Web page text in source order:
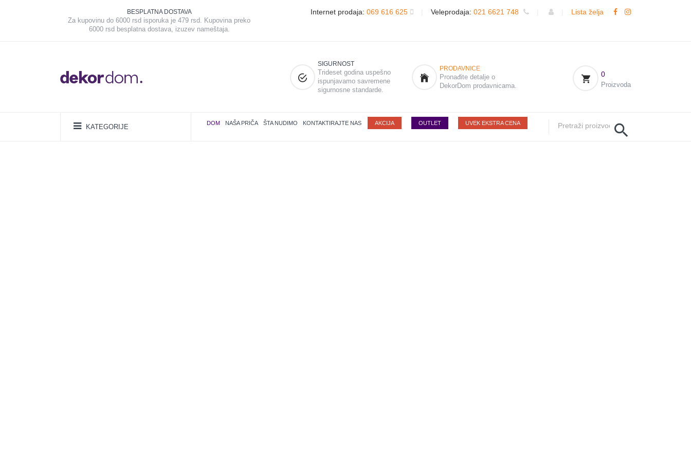
BESPLATNA DOSTAVA
Za kupovinu do 6000 rsd isporuka je 479 rsd. Kupovina preko
6000 rsd besplatna dostava, izuzev nameštaja.
Internet prodaja: 069 616 625 Veleprodaja: 021 6621 748 Lista želja
SIGURNOST
Trideset godina uspešno
ispunjavamo savremene
sigurnosne standarde.
PRODAVNICE
Pronađite detalje o
DekorDom prodavnicama.
0
Proizvoda
KATEGORIJE DOM NAŠA PRIČA ŠTA NUDIMO KONTAKTIRAJTE NAS AKCIJA OUTLET UVEK EKSTRA CENA